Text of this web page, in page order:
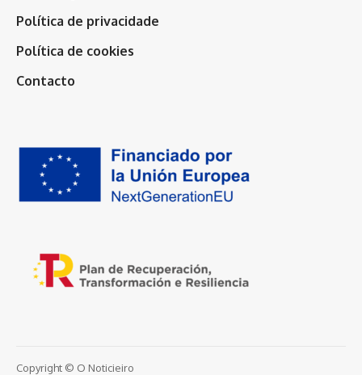
Política de privacidade
Política de cookies
Contacto
Copyright © O Noticieiro